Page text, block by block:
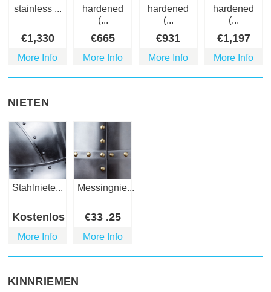
stainless ...
€1,330
More Info
hardened
(...
€665
More Info
hardened
(...
€931
More Info
hardened
(...
€1,197
More Info
NIETEN
Stahlniete...
Kostenlos
More Info
Messingnie...
€33 .25
More Info
KINNRIEMEN